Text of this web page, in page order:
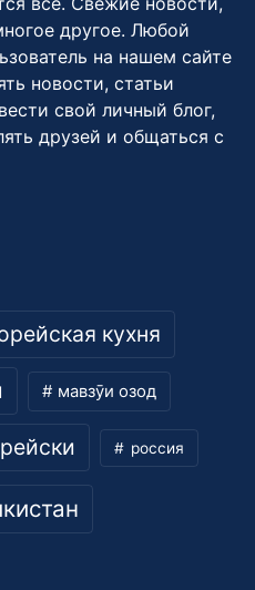
другое. Любой
на нашем сайте
новости, статьи
свой личный блог,
друзей и общаться с
кухня
мавзӯи озод
россия